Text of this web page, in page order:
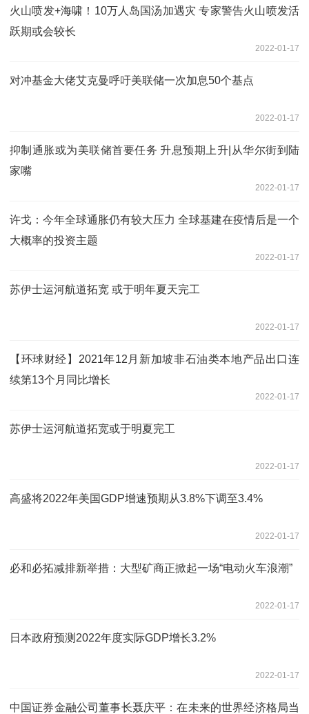
火山喷发+海啸！10万人岛国汤加遇灾 专家警告火山喷发活
跃期或会较长
2022-01-17
对冲基金大佬艾克曼呼吁美联储一次加息50个基点
2022-01-17
抑制通胀或为美联储首要任务 升息预期上升|从华尔街到陆
家嘴
2022-01-17
许戈：今年全球通胀仍有较大压力 全球基建在疫情后是一个
大概率的投资主题
2022-01-17
苏伊士运河航道拓宽 或于明年夏天完工
2022-01-17
【环球财经】2021年12月新加坡非石油类本地产品出口连
续第13个月同比增长
2022-01-17
苏伊士运河航道拓宽或于明夏完工
2022-01-17
高盛将2022年美国GDP增速预期从3.8%下调至3.4%
2022-01-17
必和必拓减排新举措：大型矿商正掀起一场“电动火车浪潮”
2022-01-17
日本政府预测2022年度实际GDP增长3.2%
2022-01-17
中国证券金融公司董事长聂庆平：在未来的世界经济格局当